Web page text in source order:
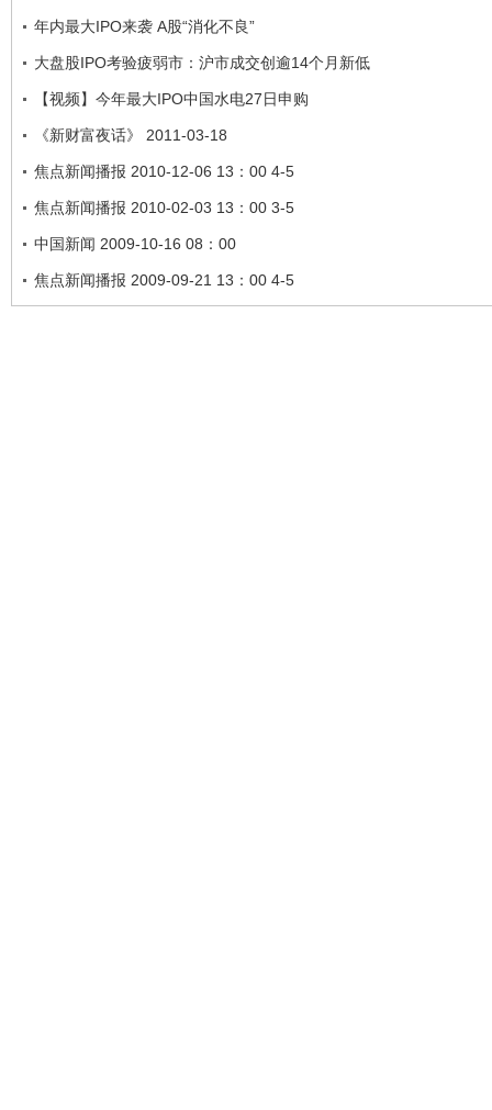
年内最大IPO来袭 A股“消化不良”
大盘股IPO考验疲弱市：沪市成交创逾14个月新低
【视频】今年最大IPO中国水电27日申购
《新财富夜话》 2011-03-18
焦点新闻播报 2010-12-06 13：00 4-5
焦点新闻播报 2010-02-03 13：00 3-5
中国新闻 2009-10-16 08：00
焦点新闻播报 2009-09-21 13：00 4-5